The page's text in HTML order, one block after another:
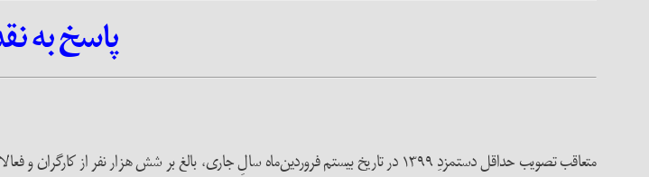
پاسخ به
متعاقب تصویب حداقل دستمزدِ ۱۳۹۹ در تاریخ بیستم فروردین‌ماه سالِ جاری، بالغ بر شش هزار